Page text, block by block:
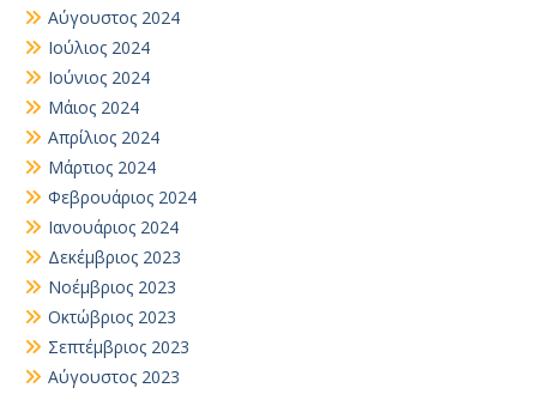
Αύγουστος 2024
Ιούλιος 2024
Ιούνιος 2024
Μάιος 2024
Απρίλιος 2024
Μάρτιος 2024
Φεβρουάριος 2024
Ιανουάριος 2024
Δεκέμβριος 2023
Νοέμβριος 2023
Οκτώβριος 2023
Σεπτέμβριος 2023
Αύγουστος 2023